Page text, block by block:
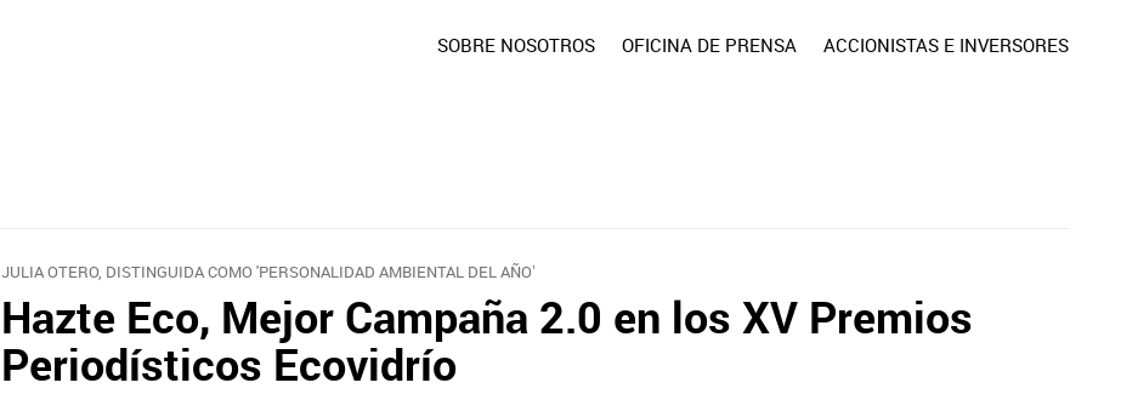
SOBRE NOSOTROS OFICINA DE PRENSA ACCIONISTAS E INVERSORES
JULIA OTERO, DISTINGUIDA COMO 'PERSONALIDAD AMBIENTAL DEL AÑO’
Hazte Eco, Mejor Campaña 2.0 en los XV Premios
Periodísticos Ecovidrío